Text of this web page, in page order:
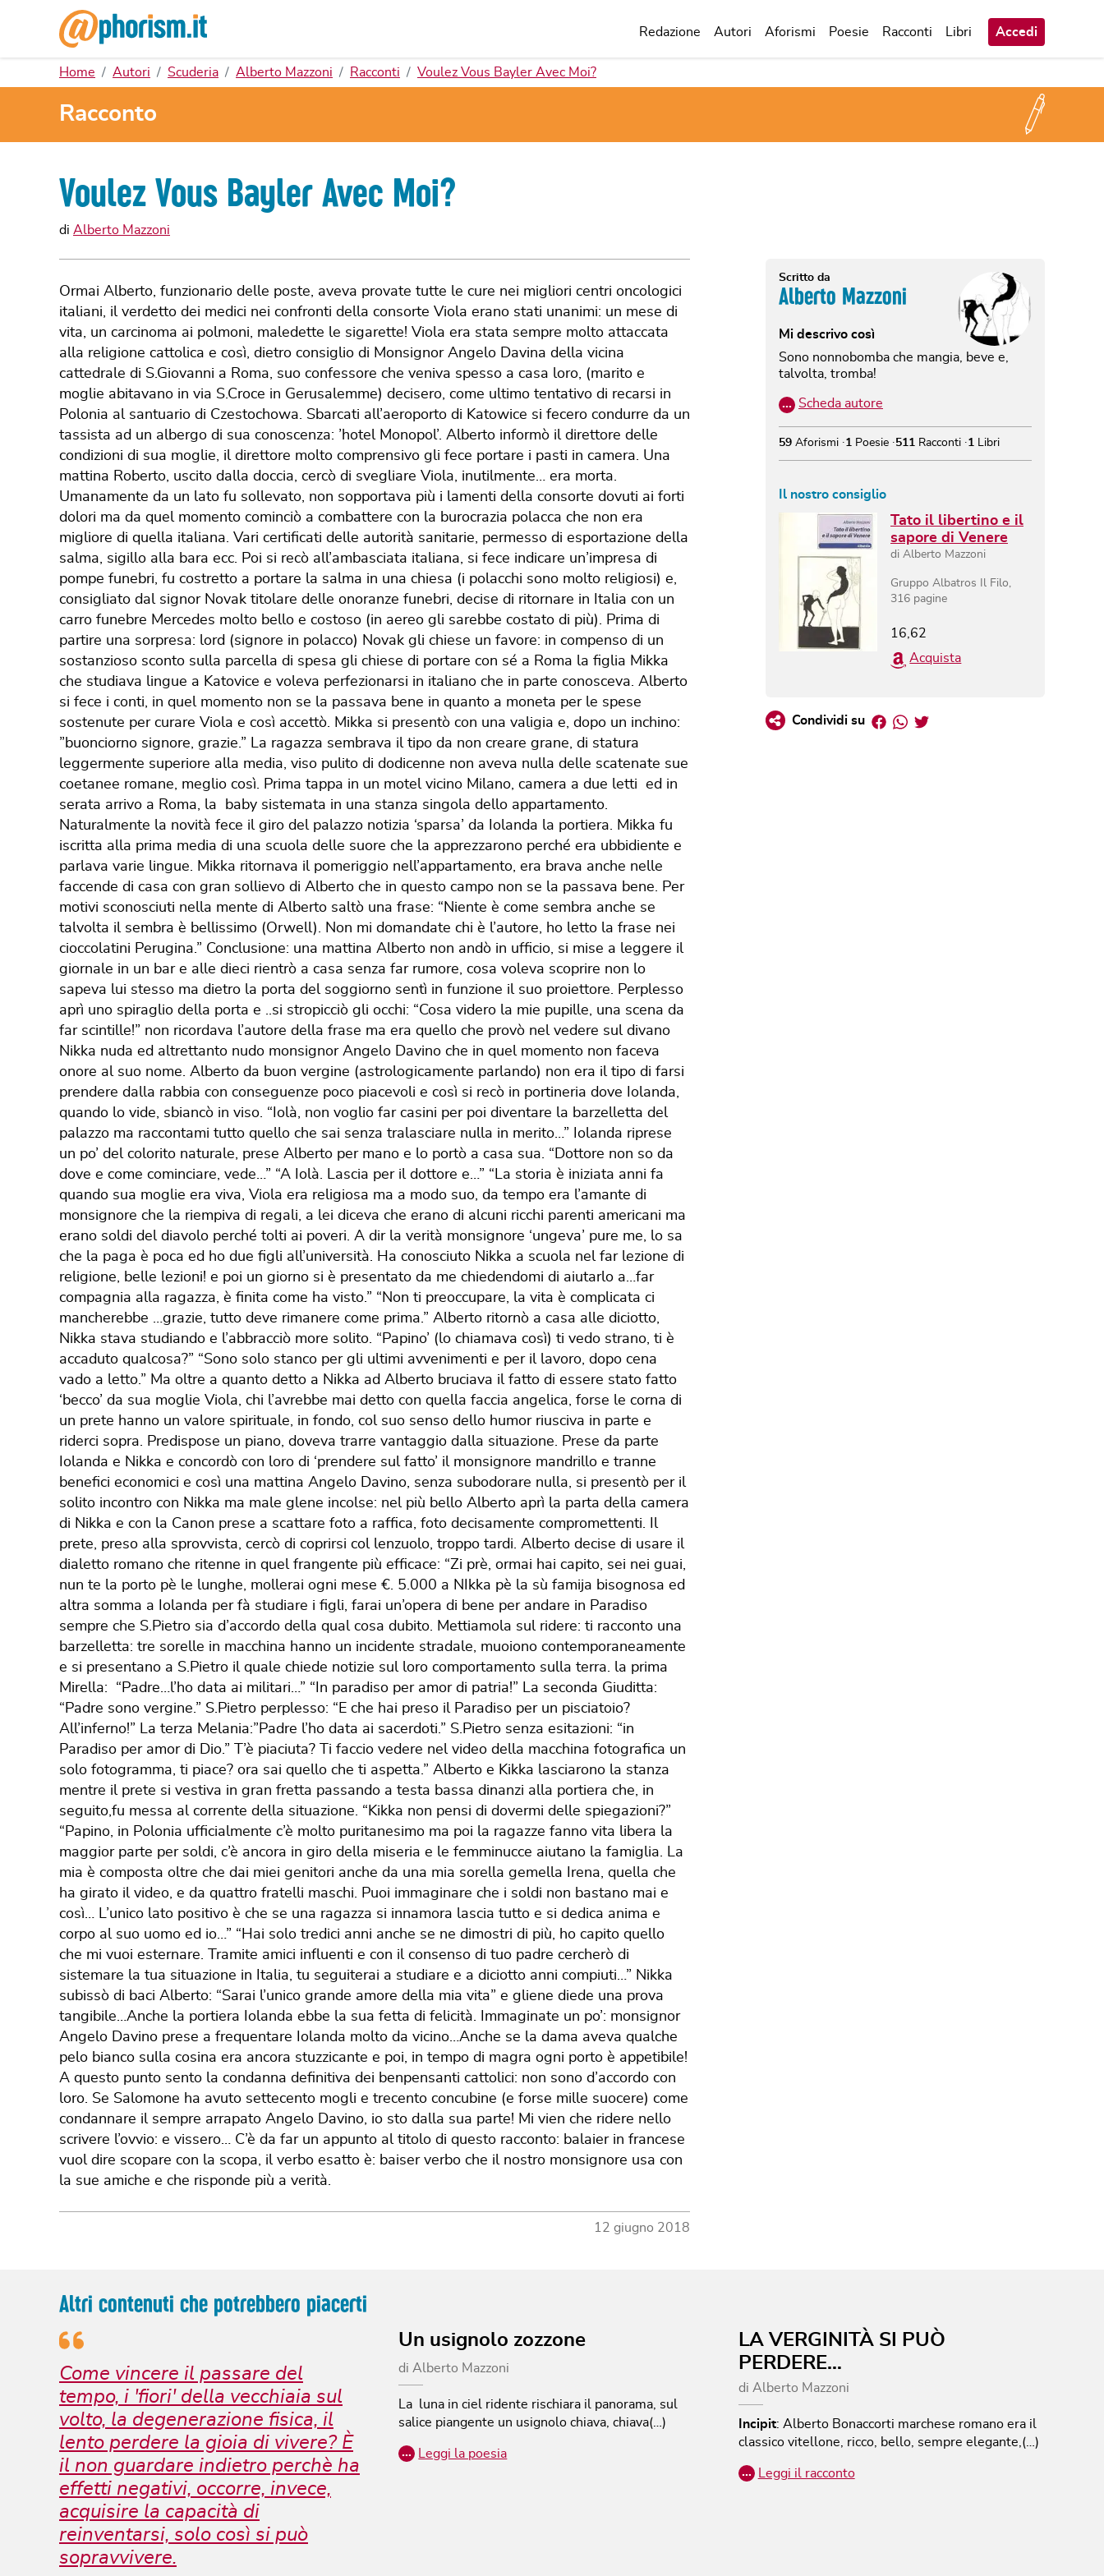
Redazione Autori Aforismi Poesie Racconti Libri Accedi
Home Autori Scuderia Alberto Mazzoni Racconti Voulez Vous Bayler Avec Moi?
Racconto
Voulez Vous Bayler Avec Moi?
di Alberto Mazzoni
Ormai Alberto, funzionario delle poste, aveva provate tutte le cure nei migliori centri oncologici
italiani, il verdetto dei medici nei confronti della consorte Viola erano stati unanimi: un mese di
vita, un carcinoma ai polmoni, maledette le sigarette! Viola era stata sempre molto attaccata
alla religione cattolica e così, dietro consiglio di Monsignor Angelo Davina della vicina
cattedrale di S.Giovanni a Roma, suo confessore che veniva spesso a casa loro, (marito e
moglie abitavano in via S.Croce in Gerusalemme) decisero, come ultimo tentativo di recarsi in
Polonia al santuario di Czestochowa. Sbarcati all’aeroporto di Katowice si fecero condurre da un
tassista ad un albergo di sua conoscenza: ’hotel Monopol’. Alberto informò il direttore delle
condizioni di sua moglie, il direttore molto comprensivo gli fece portare i pasti in camera. Una
mattina Roberto, uscito dalla doccia, cercò di svegliare Viola, inutilmente… era morta.
Umanamente da un lato fu sollevato, non sopportava più i lamenti della consorte dovuti ai forti
dolori ma da quel momento cominciò a combattere con la burocrazia polacca che non era
migliore di quella italiana. Vari certificati delle autorità sanitarie, permesso di esportazione della
salma, sigillo alla bara ecc. Poi si recò all’ambasciata italiana, si fece indicare un’impresa di
pompe funebri, fu costretto a portare la salma in una chiesa (i polacchi sono molto religiosi) e,
consigliato dal signor Novak titolare delle onoranze funebri, decise di ritornare in Italia con un
carro funebre Mercedes molto bello e costoso (in aereo gli sarebbe costato di più). Prima di
partire una sorpresa: lord (signore in polacco) Novak gli chiese un favore: in compenso di un
sostanzioso sconto sulla parcella di spesa gli chiese di portare con sé a Roma la figlia Mikka
che studiava lingue a Katovice e voleva perfezionarsi in italiano che in parte conosceva. Alberto
si fece i conti, in quel momento non se la passava bene in quanto a moneta per le spese
sostenute per curare Viola e così accettò. Mikka si presentò con una valigia e, dopo un inchino:
”buonciorno signore, grazie.” La ragazza sembrava il tipo da non creare grane, di statura
leggermente superiore alla media, viso pulito di dodicenne non aveva nulla delle scatenate sue
coetanee romane, meglio così. Prima tappa in un motel vicino Milano, camera a due letti ed in
serata arrivo a Roma, la baby sistemata in una stanza singola dello appartamento.
Naturalmente la novità fece il giro del palazzo notizia ‘sparsa’ da Iolanda la portiera. Mikka fu
iscritta alla prima media di una scuola delle suore che la apprezzarono perché era ubbidiente e
parlava varie lingue. Mikka ritornava il pomeriggio nell’appartamento, era brava anche nelle
faccende di casa con gran sollievo di Alberto che in questo campo non se la passava bene. Per
motivi sconosciuti nella mente di Alberto saltò una frase: “Niente è come sembra anche se
talvolta il sembra è bellissimo (Orwell). Non mi domandate chi è l’autore, ho letto la frase nei
cioccolatini Perugina.” Conclusione: una mattina Alberto non andò in ufficio, si mise a leggere il
giornale in un bar e alle dieci rientrò a casa senza far rumore, cosa voleva scoprire non lo
sapeva lui stesso ma dietro la porta del soggiorno sentì in funzione il suo proiettore. Perplesso
aprì uno spiraglio della porta e ..si stropicciò gli occhi: “Cosa videro la mie pupille, una scena da
far scintille!” non ricordava l’autore della frase ma era quello che provò nel vedere sul divano
Nikka nuda ed altrettanto nudo monsignor Angelo Davino che in quel momento non faceva
onore al suo nome. Alberto da buon vergine (astrologicamente parlando) non era il tipo di farsi
prendere dalla rabbia con conseguenze poco piacevoli e così si recò in portineria dove Iolanda,
quando lo vide, sbiancò in viso. “Iolà, non voglio far casini per poi diventare la barzelletta del
palazzo ma raccontami tutto quello che sai senza tralasciare nulla in merito…” Iolanda riprese
un po’ del colorito naturale, prese Alberto per mano e lo portò a casa sua. “Dottore non so da
dove e come cominciare, vede…” “A Iolà. Lascia per il dottore e…” “La storia è iniziata anni fa
quando sua moglie era viva, Viola era religiosa ma a modo suo, da tempo era l’amante di
monsignore che la riempiva di regali, a lei diceva che erano di alcuni ricchi parenti americani ma
erano soldi del diavolo perché tolti ai poveri. A dir la verità monsignore ‘ungeva’ pure me, lo sa
che la paga è poca ed ho due figli all’università. Ha conosciuto Nikka a scuola nel far lezione di
religione, belle lezioni! e poi un giorno si è presentato da me chiedendomi di aiutarlo a…far
compagnia alla ragazza, è finita come ha visto.” “Non ti preoccupare, la vita è complicata ci
mancherebbe …grazie, tutto deve rimanere come prima.” Alberto ritornò a casa alle diciotto,
Nikka stava studiando e l’abbracciò more solito. “Papino’ (lo chiamava così) ti vedo strano, ti è
accaduto qualcosa?” “Sono solo stanco per gli ultimi avvenimenti e per il lavoro, dopo cena
vado a letto.” Ma oltre a quanto detto a Nikka ad Alberto bruciava il fatto di essere stato fatto
‘becco’ da sua moglie Viola, chi l’avrebbe mai detto con quella faccia angelica, forse le corna di
un prete hanno un valore spirituale, in fondo, col suo senso dello humor riusciva in parte e
riderci sopra. Predispose un piano, doveva trarre vantaggio dalla situazione. Prese da parte
Iolanda e Nikka e concordò con loro di ‘prendere sul fatto’ il monsignore mandrillo e tranne
benefici economici e così una mattina Angelo Davino, senza subodorare nulla, si presentò per il
solito incontro con Nikka ma male glene incolse: nel più bello Alberto aprì la parta della camera
di Nikka e con la Canon prese a scattare foto a raffica, foto decisamente compromettenti. Il
prete, preso alla sprovvista, cercò di coprirsi col lenzuolo, troppo tardi. Alberto decise di usare il
dialetto romano che ritenne in quel frangente più efficace: “Zi prè, ormai hai capito, sei nei guai,
nun te la porto pè le lunghe, mollerai ogni mese €. 5.000 a NIkka pè la sù famija bisognosa ed
altra somma a Iolanda per fà studiare i figli, farai un’opera di bene per andare in Paradiso
sempre che S.Pietro sia d’accordo della qual cosa dubito. Mettiamola sul ridere: ti racconto una
barzelletta: tre sorelle in macchina hanno un incidente stradale, muoiono contemporaneamente
e si presentano a S.Pietro il quale chiede notizie sul loro comportamento sulla terra. la prima
Mirella: “Padre…l’ho data ai militari…” “In paradiso per amor di patria!” La seconda Giuditta:
“Padre sono vergine.” S.Pietro perplesso: “E che hai preso il Paradiso per un pisciatoio?
All’inferno!” La terza Melania:”Padre l’ho data ai sacerdoti.” S.Pietro senza esitazioni: “in
Paradiso per amor di Dio.” T’è piaciuta? Ti faccio vedere nel video della macchina fotografica un
solo fotogramma, ti piace? ora sai quello che ti aspetta.” Alberto e Kikka lasciarono la stanza
mentre il prete si vestiva in gran fretta passando a testa bassa dinanzi alla portiera che, in
seguito,fu messa al corrente della situazione. “Kikka non pensi di dovermi delle spiegazioni?”
“Papino, in Polonia ufficialmente c’è molto puritanesimo ma poi la ragazze fanno vita libera la
maggior parte per soldi, c’è ancora in giro della miseria e le femminucce aiutano la famiglia. La
mia è composta oltre che dai miei genitori anche da una mia sorella gemella Irena, quella che
ha girato il video, e da quattro fratelli maschi. Puoi immaginare che i soldi non bastano mai e
così… L’unico lato positivo è che se una ragazza si innamora lascia tutto e si dedica anima e
corpo al suo uomo ed io…” “Hai solo tredici anni anche se ne dimostri di più, ho capito quello
che mi vuoi esternare. Tramite amici influenti e con il consenso di tuo padre cercherò di
sistemare la tua situazione in Italia, tu seguiterai a studiare e a diciotto anni compiuti…” Nikka
subissò di baci Alberto: “Sarai l’unico grande amore della mia vita” e gliene diede una prova
tangibile…Anche la portiera Iolanda ebbe la sua fetta di felicità. Immaginate un po’: monsignor
Angelo Davino prese a frequentare Iolanda molto da vicino…Anche se la dama aveva qualche
pelo bianco sulla cosina era ancora stuzzicante e poi, in tempo di magra ogni porto è appetibile!
A questo punto sento la condanna definitiva dei benpensanti cattolici: non sono d’accordo con
loro. Se Salomone ha avuto settecento mogli e trecento concubine (e forse mille suocere) come
condannare il sempre arrapato Angelo Davino, io sto dalla sua parte! Mi vien che ridere nello
scrivere l’ovvio: e vissero… C’è da far un appunto al titolo di questo racconto: balaier in francese
vuol dire scopare con la scopa, il verbo esatto è: baiser verbo che il nostro monsignore usa con
la sue amiche e che risponde più a verità.
12 giugno 2018
Scritto da
Alberto Mazzoni
Mi descrivo così
Sono nonnobomba che mangia, beve e,
talvolta, tromba!
… Scheda autore
59 Aforismi 1 Poesie 511 Racconti 1 Libri
Il nostro consiglio
Tato il libertino e il
sapore di Venere
di Alberto Mazzoni
Gruppo Albatros Il Filo
316 pagine
16,62
Acquista
Condividi su Facebook
Whatsapp
Twitter
Altri contenuti che potrebbero piacerti
Come vincere il passare del
tempo, i 'fiori' della vecchiaia sul
volto, la degenerazione fisica, il
lento perdere la gioia di vivere? È
il non guardare indietro perchè ha
effetti negativi, occorre, invece,
acquisire la capacità di
reinventarsi, solo così si può
sopravvivere.
Un usignolo zozzone
di Alberto Mazzoni
La luna in ciel ridente rischiara il panorama, sul
salice piangente un usignolo chiava, chiava(…)
… Leggi la poesia
LA VERGINITÀ SI PUÒ
PERDERE…
di Alberto Mazzoni
Incipit: Alberto Bonaccorti marchese romano era il
classico vitellone, ricco, bello, sempre elegante,(…)
… Leggi il racconto